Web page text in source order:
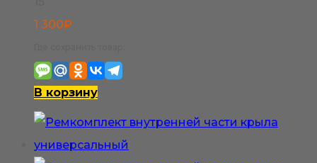
1 300₽
В корзину